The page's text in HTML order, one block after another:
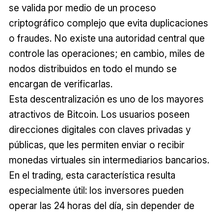
se valida por medio de un proceso
criptográfico complejo que evita duplicaciones
o fraudes. No existe una autoridad central que
controle las operaciones; en cambio, miles de
nodos distribuidos en todo el mundo se
encargan de verificarlas.
Esta descentralización es uno de los mayores
atractivos de Bitcoin. Los usuarios poseen
direcciones digitales con claves privadas y
públicas, que les permiten enviar o recibir
monedas virtuales sin intermediarios bancarios.
En el trading, esta característica resulta
especialmente útil: los inversores pueden
operar las 24 horas del día, sin depender de